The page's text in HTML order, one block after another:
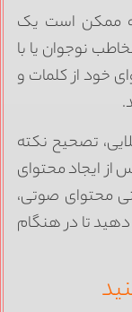
ممکن است یک
نوجوان یا با
از کلمات و
تصحیح نکته
ایجاد محتوای
صوتی،
تا در هنگام